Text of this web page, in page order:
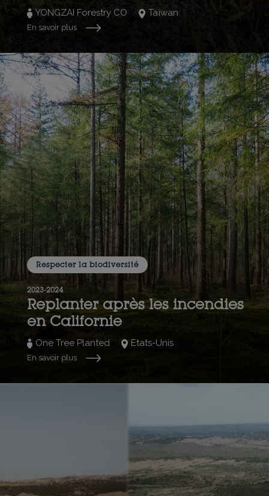
YONGZAI Forestry CO Taïwan
En savoir plus
Respecter la biodiversité
2023-2024
Replanter après les incendies
en Californie
One Tree Planted Etats-Unis
En savoir plus